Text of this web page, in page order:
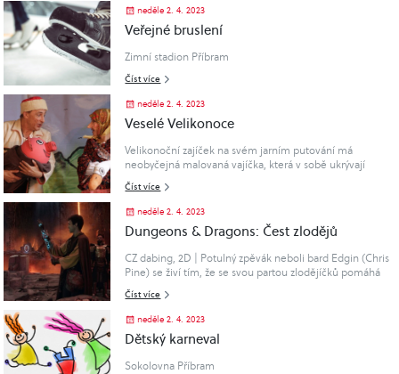
neděle 2. 4. 2023
Veřejné bruslení
Zimní stadion Příbram
Číst více
neděle 2. 4. 2023
Veselé Velikonoce
Velikonoční zajíček na svém jarním putování má
neobyčejná malovaná vajíčka, která v sobě ukrývají
nejen lidová říkadla a velikonoční obyčeje, ale také
nejednu pohádku ... tedy ... Hody hody doprovody máme
vajíčka pohádkový ....
Číst více
neděle 2. 4. 2023
Dungeons & Dragons: Čest zlodějů
CZ dabing, 2D | Potulný zpěvák neboli bard Edgin (Chris
Pine) se živí tím, že se svou partou zlodějíčků pomáhá
měnit majitele vzácných artefaktů (jednomu ho
ukradnou a druhému prodají)..
Číst více
neděle 2. 4. 2023
Dětský karneval
Sokolovna Příbram